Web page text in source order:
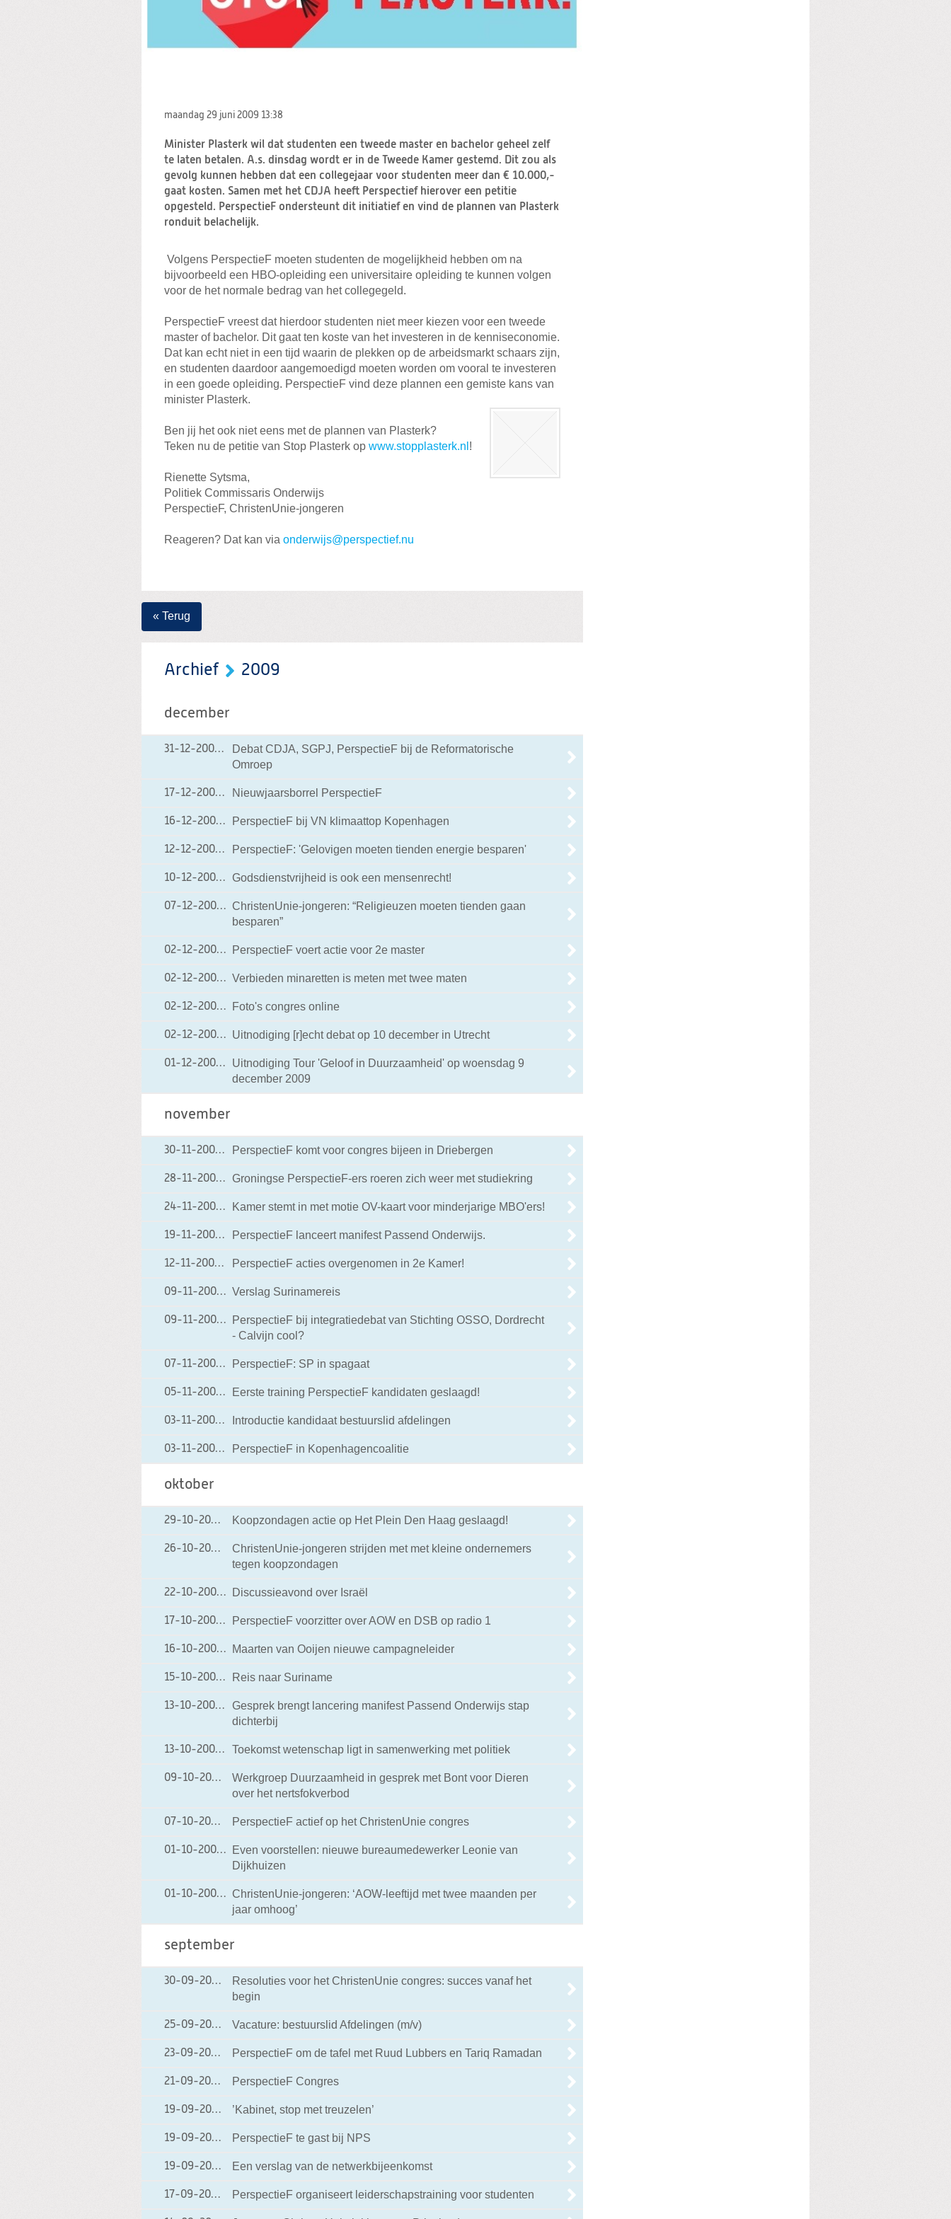
maandag 29 juni 2009 13:38
Minister Plasterk wil dat studenten een tweede master en bachelor geheel zelf
te laten betalen. A.s. dinsdag wordt er in de Tweede Kamer gestemd. Dit zou als
gevolg kunnen hebben dat een collegejaar voor studenten meer dan € 10.000,-
gaat kosten. Samen met het CDJA heeft Perspectief hierover een petitie
opgesteld. PerspectieF ondersteunt dit initiatief en vind de plannen van Plasterk
ronduit belachelijk.
Volgens PerspectieF moeten studenten de mogelijkheid hebben om na
bijvoorbeeld een HBO-opleiding een universitaire opleiding te kunnen volgen
voor de het normale bedrag van het collegegeld.
PerspectieF vreest dat hierdoor studenten niet meer kiezen voor een tweede
master of bachelor. Dit gaat ten koste van het investeren in de kenniseconomie.
Dat kan echt niet in een tijd waarin de plekken op de arbeidsmarkt schaars zijn,
en studenten daardoor aangemoedigd moeten worden om vooral te investeren
in een goede opleiding. PerspectieF vind deze plannen een gemiste kans van
minister Plasterk.
Ben jij het ook niet eens met de plannen van Plasterk?
Teken nu de petitie van Stop Plasterk op www.stopplasterk.nl !
Rienette Sytsma,
Politiek Commissaris Onderwijs
PerspectieF, ChristenUnie-jongeren
Reageren? Dat kan via onderwijs@perspectief.nu
« Terug
Archief 2009
december
31-12-200931-12-2009 10:52
Debat CDJA, SGPJ, PerspectieF bij de Reformatorische
Omroep
17-12-200917-12-2009 18:19
Nieuwjaarsborrel PerspectieF
16-12-200916-12-2009 09:25
PerspectieF bij VN klimaattop Kopenhagen
12-12-200912-12-2009 13:53
PerspectieF: 'Gelovigen moeten tienden energie besparen'
10-12-200910-12-2009 17:37
Godsdienstvrijheid is ook een mensenrecht!
07-12-200907-12-2009 19:18
ChristenUnie-jongeren: “Religieuzen moeten tienden gaan
besparen”
02-12-200902-12-2009 20:00
PerspectieF voert actie voor 2e master
02-12-200902-12-2009 19:36
Verbieden minaretten is meten met twee maten
02-12-200902-12-2009 17:00
Foto's congres online
02-12-200902-12-2009 15:49
Uitnodiging [r]echt debat op 10 december in Utrecht
01-12-200901-12-2009 19:10
Uitnodiging Tour 'Geloof in Duurzaamheid' op woensdag 9
december 2009
november
30-11-200930-11-2009 09:57
PerspectieF komt voor congres bijeen in Driebergen
28-11-200928-11-2009 14:41
Groningse PerspectieF-ers roeren zich weer met studiekring
24-11-200924-11-2009 19:21
Kamer stemt in met motie OV-kaart voor minderjarige MBO'ers!
19-11-200919-11-2009 07:23
PerspectieF lanceert manifest Passend Onderwijs.
12-11-200912-11-2009 19:46
PerspectieF acties overgenomen in 2e Kamer!
09-11-200909-11-2009 22:12
Verslag Surinamereis
09-11-200909-11-2009 07:48
PerspectieF bij integratiedebat van Stichting OSSO, Dordrecht
- Calvijn cool?
07-11-200907-11-2009 12:15
PerspectieF: SP in spagaat
05-11-200905-11-2009 18:56
Eerste training PerspectieF kandidaten geslaagd!
03-11-200903-11-2009 19:18
Introductie kandidaat bestuurslid afdelingen
03-11-200903-11-2009 08:47
PerspectieF in Kopenhagencoalitie
oktober
29-10-2009 29-10-2009 19:34
Koopzondagen actie op Het Plein Den Haag geslaagd!
26-10-2009 26-10-2009 19:09
ChristenUnie-jongeren strijden met met kleine ondernemers
tegen koopzondagen
22-10-200922-10-2009 12:08
Discussieavond over Israël
17-10-200917-10-2009 14:22
PerspectieF voorzitter over AOW en DSB op radio 1
16-10-200916-10-2009 21:41
Maarten van Ooijen nieuwe campagneleider
15-10-200915-10-2009 18:30
Reis naar Suriname
13-10-200913-10-2009 14:56
Gesprek brengt lancering manifest Passend Onderwijs stap
dichterbij
13-10-200913-10-2009 07:56
Toekomst wetenschap ligt in samenwerking met politiek
09-10-2009 09-10-2009 17:17
Werkgroep Duurzaamheid in gesprek met Bont voor Dieren
over het nertsfokverbod
07-10-2009 07-10-2009 18:14
PerspectieF actief op het ChristenUnie congres
01-10-200901-10-2009 17:40
Even voorstellen: nieuwe bureaumedewerker Leonie van
Dijkhuizen
01-10-200901-10-2009 17:02
ChristenUnie-jongeren: ‘AOW-leeftijd met twee maanden per
jaar omhoog’
september
30-09-2009 30-09-2009 15:38
Resoluties voor het ChristenUnie congres: succes vanaf het
begin
25-09-2009 25-09-2009 17:06
Vacature: bestuurslid Afdelingen (m/v)
23-09-2009 23-09-2009 15:40
PerspectieF om de tafel met Ruud Lubbers en Tariq Ramadan
21-09-2009 21-09-2009 15:27
PerspectieF Congres
19-09-2009 19-09-2009 22:20
’Kabinet, stop met treuzelen’
19-09-2009 19-09-2009 20:12
PerspectieF te gast bij NPS
19-09-2009 19-09-2009 16:23
Een verslag van de netwerkbijeenkomst
17-09-2009 17-09-2009 15:27
PerspectieF organiseert leiderschapstraining voor studenten